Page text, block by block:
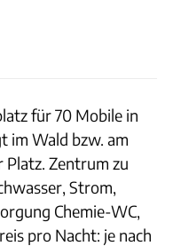
für 70 Mobile in
im Wald bzw. am
Platz. Zentrum zu
Strom,
Chemie-WC,
pro Nacht: je nach